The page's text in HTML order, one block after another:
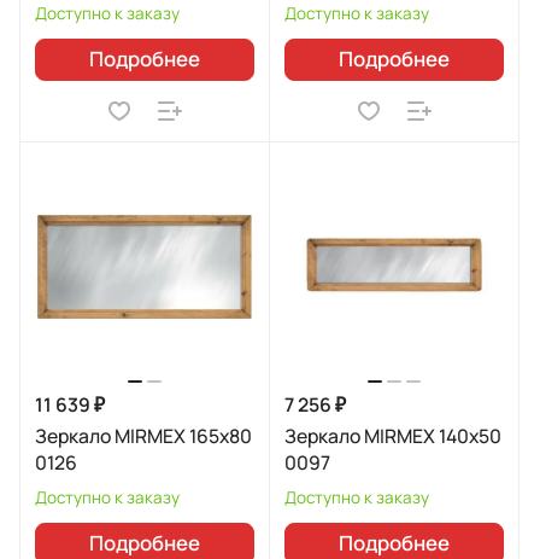
Доступно к заказу
Подробнее
Доступно к заказу
Подробнее
11 639 ₽
Зеркало MIRMEX 165x80
0126
Доступно к заказу
Подробнее
7 256 ₽
Зеркало MIRMEX 140х50
0097
Доступно к заказу
Подробнее